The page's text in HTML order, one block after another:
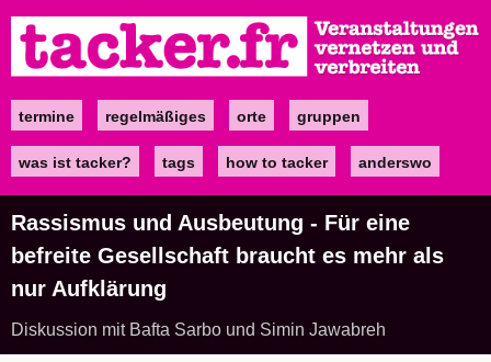
zum
Inhalt
Maintermine regelmäßiges orte gruppen
was ist tacker? tags how to tacker anderswo
Rassismus und Ausbeutung - Für eine
befreite Gesellschaft braucht es mehr als
nur Aufklärung
Diskussion mit Bafta Sarbo und Simin Jawabreh